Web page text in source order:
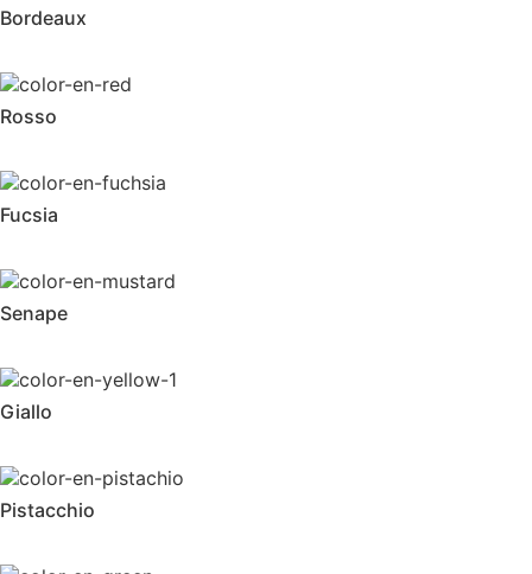
Bordeaux
Rosso
Fucsia
Senape
Giallo
Pistacchio